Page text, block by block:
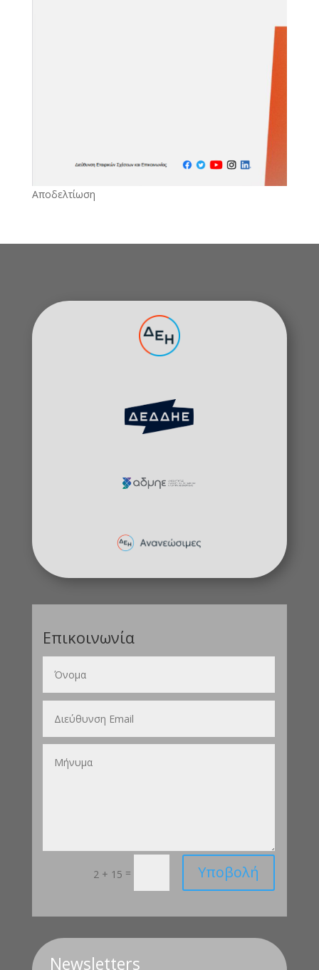
Αποδελτίωση
Επικοινωνία
2 + 15 = Υποβολή
Newsletters